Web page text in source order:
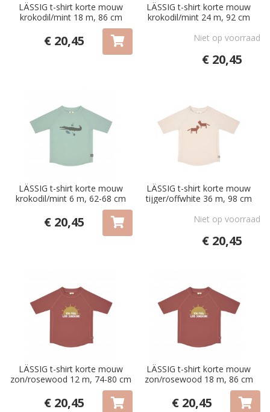
LÄSSIG t-shirt korte mouw
krokodil/mint 18 m, 86 cm
€ 20,45
LÄSSIG t-shirt korte mouw
krokodil/mint 24 m, 92 cm
Niet op voorraad
€ 20,45
LÄSSIG t-shirt korte mouw
krokodil/mint 6 m, 62-68 cm
€ 20,45
LÄSSIG t-shirt korte mouw
tijger/offwhite 36 m, 98 cm
Niet op voorraad
€ 20,45
LÄSSIG t-shirt korte mouw
zon/rosewood 12 m, 74-80 cm
€ 20,45
LÄSSIG t-shirt korte mouw
zon/rosewood 18 m, 86 cm
€ 20,45